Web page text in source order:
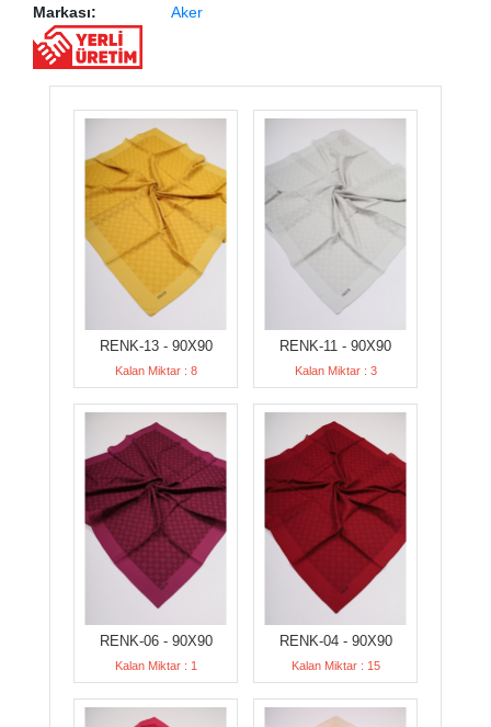
Markası:
Aker
RENK-13 - 90X90
Kalan Miktar : 8
RENK-11 - 90X90
Kalan Miktar : 3
RENK-06 - 90X90
Kalan Miktar : 1
RENK-04 - 90X90
Kalan Miktar : 15